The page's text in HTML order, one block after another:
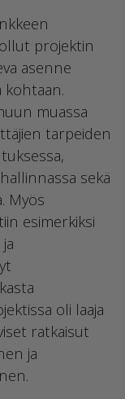
projektin
asenne
kohtaan.
muassa
tarpeiden
sekä
Myös
esimerkiksi
oli laaja
ratkaisut
ja